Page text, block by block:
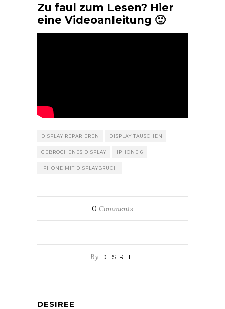
Zu faul zum Lesen? Hier
eine Videoanleitung 🙂
DISPLAY REPARIEREN DISPLAY TAUSCHEN
GEBROCHENES DISPLAY IPHONE 6
IPHONE MIT DISPLAYBRUCH
0 Comments
By DESIREE
DESIREE